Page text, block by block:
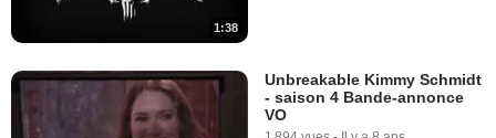
1:38
Unbreakable Kimmy Schmidt
- saison 4 Bande-annonce
VO